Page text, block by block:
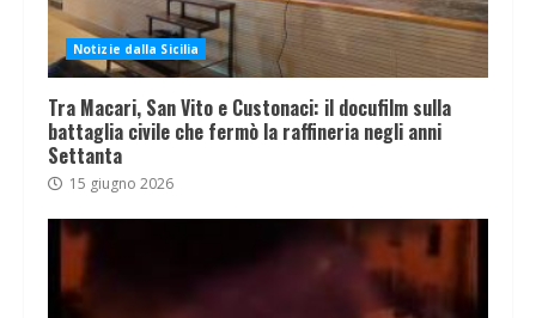
Notizie dalla Sicilia
Tra Macari, San Vito e Custonaci: il docufilm sulla
battaglia civile che fermò la raffineria negli anni
Settanta
15 giugno 2026